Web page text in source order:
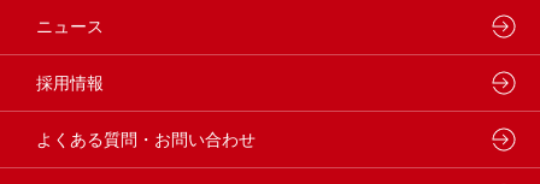
動物病院専用フード
フードコンシェル
どうぶつ病院宅配便
ペットライン 猫ノート
狂犬病予防
会社概要・事業所
代表メッセージ
企業理念・ビジョン
ニュース
採用情報
よくある質問・お問い合わせ